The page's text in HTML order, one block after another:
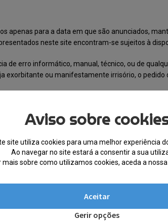
apenas para a data em que são anunciados,
neste site encontram-se sujeitos à
de erro informático, manual, técnico, ou de
exorbitante ou manifestamente irrisório, o
erro, não coincidirem com os presentes no site a
se expressos em Euros e incluem a taxa de
medidas, podemos, apenas, assumir o
ao público de referência) são produtos outlet/
Aviso sobre
site utiliza cookies para uma melhor experiência
Ao navegar no site estará a consentir a sua
mais sobre como utilizamos cookies, aceda a nossa
Aceitar
Gerir opções